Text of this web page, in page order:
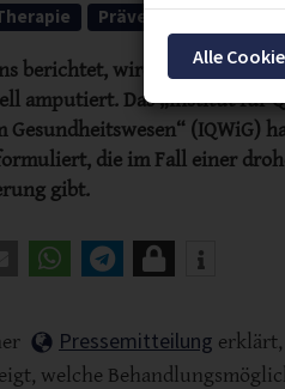
Prävention Politik
berichtet, wird in
amputiert. Das „Institut für
(IQWiG)
die im Fall einer
gibt.
Pressemitteilung
welche
Alle